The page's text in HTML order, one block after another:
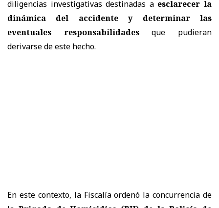
diligencias investigativas destinadas a esclarecer la
dinámica del accidente
y determinar las
eventuales responsabilidadesque pudieran
derivarse de este hecho.
En este contexto, la Fiscalía ordenó la concurrencia de